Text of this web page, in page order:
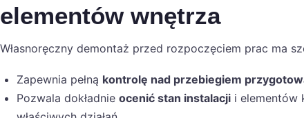
elementów wnętrza
Własnoręczny demontaż przed rozpoczęciem prac ma
Zapewnia pełną kontrolę nad przebiegiem
Pozwala dokładnie ocenić stan instalacji i elementów